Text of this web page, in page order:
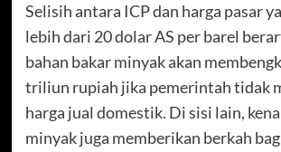
Selisih antara ICP dan harga pasar
lebih dari 20 dolar AS per barel
bahan bakar minyak akan
triliun rupiah jika pemerintah tidak
harga jual domestik. Di sisi lain,
minyak juga memberikan berkah